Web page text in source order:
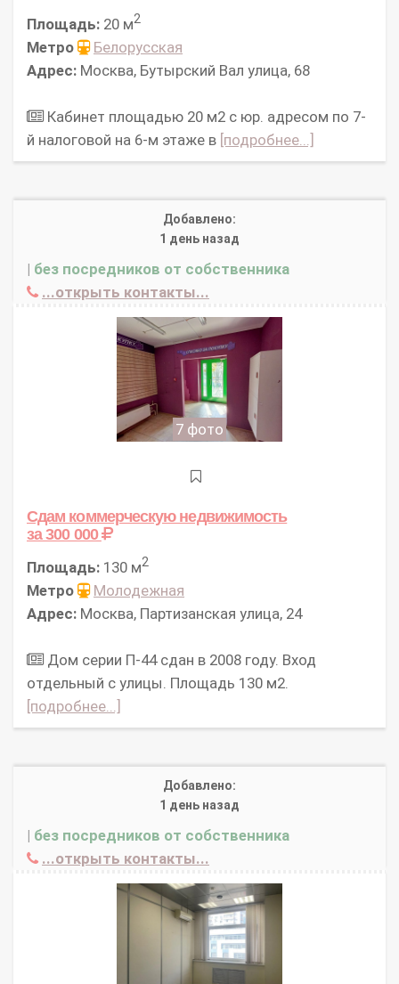
Площадь: 20 м2
Метро
Белорусская
Адрес: Москва, Бутырский Вал улица, 68
Кабинет площадью 20 м2 с юр. адресом по 7-
й налоговой на 6-м этаже в [подробнее...]
Добавлено:
1 день назад
| без посредников от собственника
...открыть контакты...
7 фото
Сдам коммерческую недвижимость
за 300 000
Площадь: 130 м2
Метро
Молодежная
Адрес: Москва, Партизанская улица, 24
Дом серии П-44 сдан в 2008 году. Вход
отдельный с улицы. Площадь 130 м2.
[подробнее...]
Добавлено:
1 день назад
| без посредников от собственника
...открыть контакты...